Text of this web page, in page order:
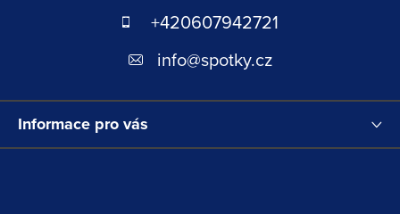
t
+420607942721
info@spotky.cz
Informace pro vás